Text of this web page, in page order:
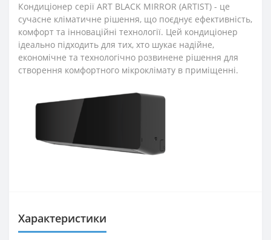
Кондиціонер серії ART BLACK MIRROR (ARTIST) - це
сучасне кліматичне рішення, що поєднує ефективність,
комфорт та інноваційні технології. Цей кондиціонер
ідеально підходить для тих, хто шукає надійне,
економічне та технологічно розвинене рішення для
створення комфортного мікроклімату в приміщенні.
Характеристики